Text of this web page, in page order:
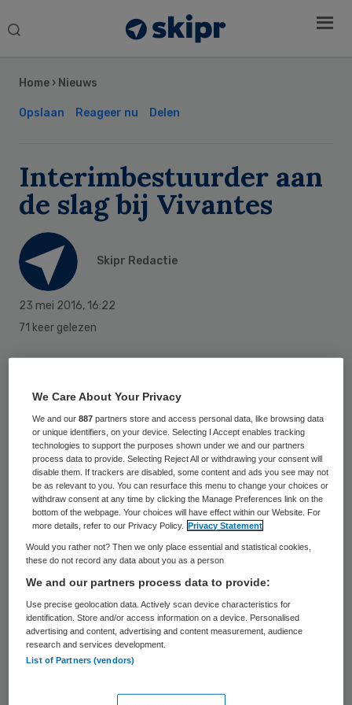
Search
Home › Nieuws
Opslaan Reageer nu Delen
Interimbestuurder aan
de slag bij Vivantes
Skipr Redactie
23 mei 2016, 16:22
71 keer gelezen
interimbestuurder bij Vivantes.
De Jong neemt tijdelijk de plaats in van
bestuurder John Stegerman, die begin mei
plotseling overleed. Hij zal naar verwachting
tot het einde van dit jaar zijn functie als
interim bestuurder vervullen.
In de tussentijd wordt door de raad van
toezicht een functieprofiel opgesteld ten
behoeve van definitieve opvolger van
Stegerman. De nieuwe bestuurder zal in
december 2016 of januari 2017 in dienst
Sidebar
We Care About Your Privacy
We and our887 partners store and access personal data, like browsing data
or unique identifiers, on your device. Selecting I Accept enables tracking
technologies to support the purposes shown under we and our partners
process data to provide. Selecting Reject All or withdrawing your consent will
disable them. If trackers are disabled, some content and ads you see may not
be as relevant to you. You can resurface this menu to change your choices or
withdraw consent at any time by clicking the Manage Preferences link on the
bottom of the webpage. Your choices will have effect within our Website. For
more details, refer to our Privacy Policy.
Privacy Statement
Would you rather not? Then we only place essential and statistical cookies,
these do not record any data about you as a person
We and our partners process data to provide:
Use precise geolocation data. Actively scan device characteristics for
identification. Store and/or access information on a device. Personalised
advertising and content, advertising and content measurement, audience
research and services development.
List of Partners (vendors)